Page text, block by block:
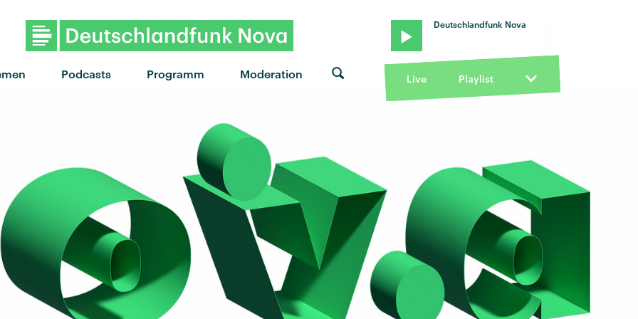
Podcasts Programm Moderation
Deutschlandfunk Nova
Live Playlist